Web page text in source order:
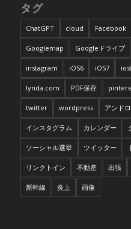
タグ
ChatGPT cloud Facebook
Googlemap Googleドライブ
instagram iOS6 iOS7
lynda.com PDF保存
twitter wordpress アンド
インスタグラム カレンダー
ソーシャル選挙 ツイッター
リンクトイン 不動産 出張
新幹線 炎上 画像